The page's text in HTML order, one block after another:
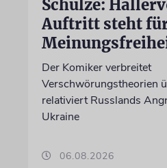
Schulze:
Auftritt steht
Der Komiker verbreitet
Verschwörungstheorien
relativiert Russlands
Ukraine
06.08.2026